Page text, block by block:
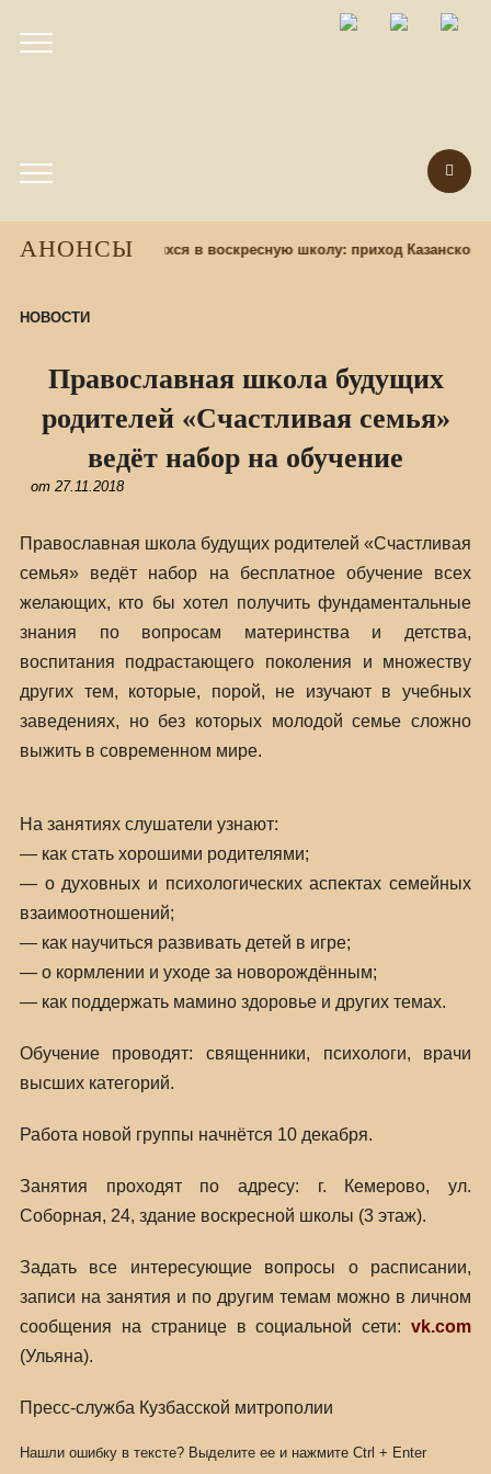
АНОНСЫ
назад Набор учащихся в воскресную школу: приход Казанского
НОВОСТИ
Православная школа будущих
родителей «Счастливая семья»
ведёт набор на обучение
от 27.11.2018
Православная школа будущих родителей «Счастливая
семья» ведёт набор на бесплатное обучение всех
желающих, кто бы хотел получить фундаментальные
знания по вопросам материнства и детства,
воспитания подрастающего поколения и множеству
других тем, которые, порой, не изучают в учебных
заведениях, но без которых молодой семье сложно
выжить в современном мире.
На занятиях слушатели узнают:
— как стать хорошими родителями;
— о духовных и психологических аспектах семейных
взаимоотношений;
— как научиться развивать детей в игре;
— о кормлении и уходе за новорождённым;
— как поддержать мамино здоровье и других темах.
Обучение проводят: священники, психологи, врачи
высших категорий.
Работа новой группы начнётся 10 декабря.
Занятия проходят по адресу: г. Кемерово, ул.
Соборная, 24, здание воскресной школы (3 этаж).
Задать все интересующие вопросы о расписании,
записи на занятия и по другим темам можно в личном
сообщения на странице в социальной сети:vk.com
(Ульяна).
Пресс-служба Кузбасской митрополии
Нашли ошибку в тексте? Выделите ее и нажмите Ctrl + Enter